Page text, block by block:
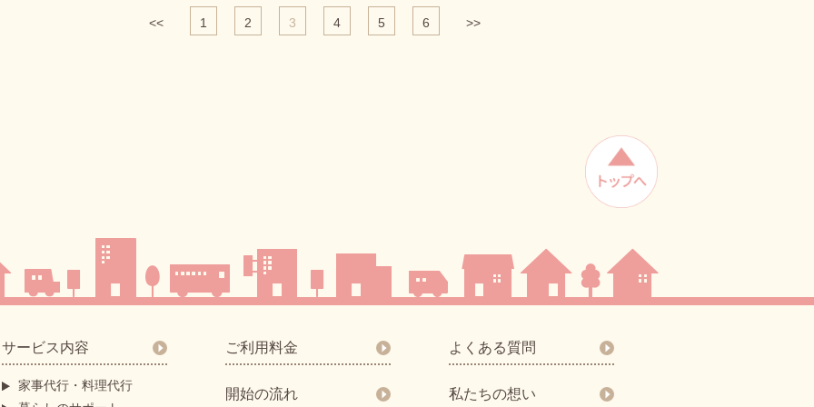
<< 1 2 3 4 5 6 >>
サービス内容
家事代行・料理代行
ご利用料金
開始の流れ
よくある質問
私たちの想い